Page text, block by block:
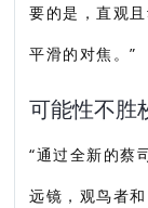
要的是，直观
平滑的对焦。”
可能性不胜
“通过全新的
远镜，观鸟者